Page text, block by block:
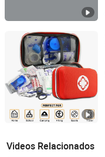
SH Brother Co., Ltd.
Shanghai, China
Videos Relacionados